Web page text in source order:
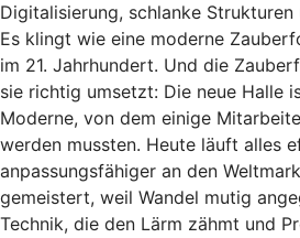
Digitalisierung, schlanke
Es klingt wie eine moderne
im 21. Jahrhundert. Und die
sie richtig umsetzt: Die neue Halle
Moderne, von dem einige
werden mussten. Heute läuft alles
anpassungsfähiger an den
gemeistert, weil Wandel mutig
Technik, die den Lärm zähmt und